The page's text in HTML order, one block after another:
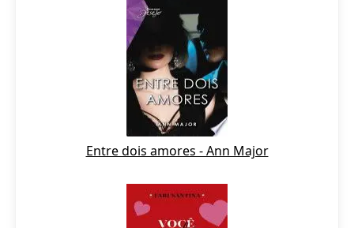
Entre dois amores - Ann Major